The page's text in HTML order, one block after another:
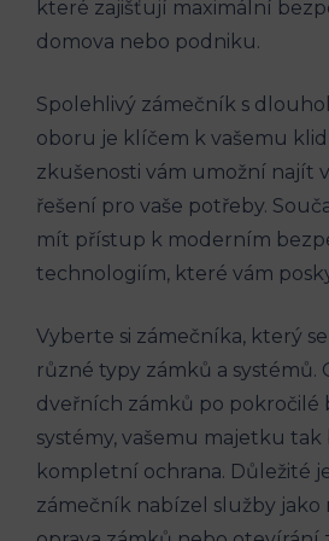
které zajišťují maximální
domova nebo podniku.
Spolehlivý zámečník s
oboru je klíčem k vašemu
zkušenosti vám umožní najít
řešení pro vaše potřeby.
mít přístup k moderním
technologiím, které vám
Vyberte si zámečníka, který
různé typy zámků a systémů.
dveřních zámků po pokročilé
systémy, vašemu majetku
kompletní ochrana. Důležité
zámečník nabízel služby jako